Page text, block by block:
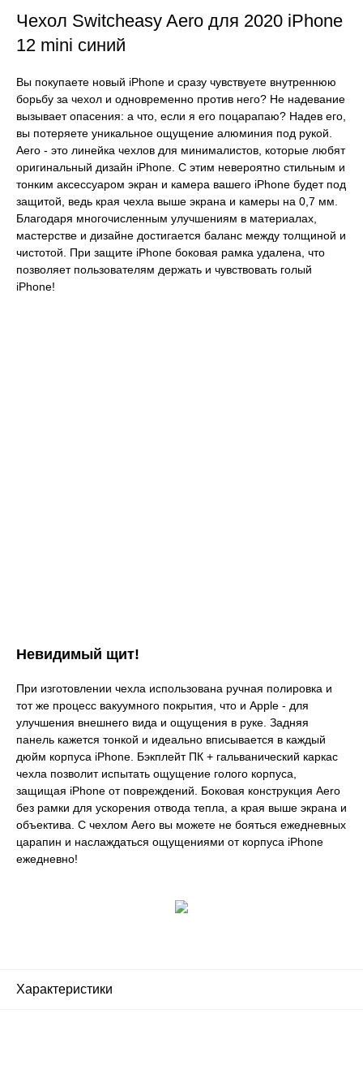
Чехол Switcheasy Aero для 2020 iPhone
12 mini синий
Вы покупаете новый iPhone и сразу чувствуете внутреннюю
борьбу за чехол и одновременно против него? Не надевание
вызывает опасения: а что, если я его поцарапаю? Надев его,
вы потеряете уникальное ощущение алюминия под рукой.
Aero - это линейка чехлов для минималистов, которые любят
оригинальный дизайн iPhone. С этим невероятно стильным и
тонким аксессуаром экран и камера вашего iPhone будет под
защитой, ведь края чехла выше экрана и камеры на 0,7 мм.
Благодаря многочисленным улучшениям в материалах,
мастерстве и дизайне достигается баланс между толщиной и
чистотой. При защите iPhone боковая рамка удалена, что
позволяет пользователям держать и чувствовать голый
iPhone!
Невидимый щит!
При изготовлении чехла использована ручная полировка и
тот же процесс вакуумного покрытия, что и Apple - для
улучшения внешнего вида и ощущения в руке. Задняя
панель кажется тонкой и идеально вписывается в каждый
дюйм корпуса iPhone. Бэкплейт ПК + гальванический каркас
чехла позволит испытать ощущение голого корпуса,
защищая iPhone от повреждений. Боковая конструкция Aero
без рамки для ускорения отвода тепла, а края выше экрана и
объектива. С чехлом Aero вы можете не бояться ежедневных
царапин и наслаждаться ощущениями от корпуса iPhone
ежедневно!
Характеристики